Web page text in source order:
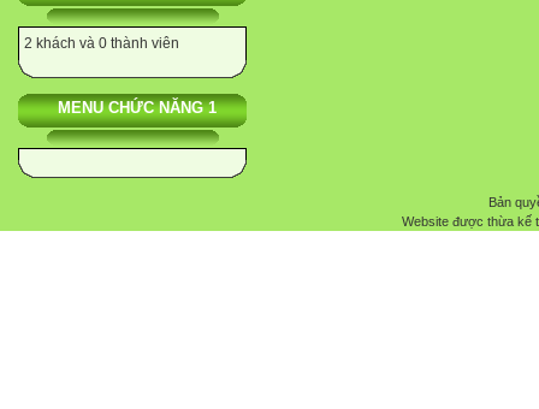
2 khách và 0 thành viên
MENU CHỨC NĂNG 1
Bản
Website được thừa kế